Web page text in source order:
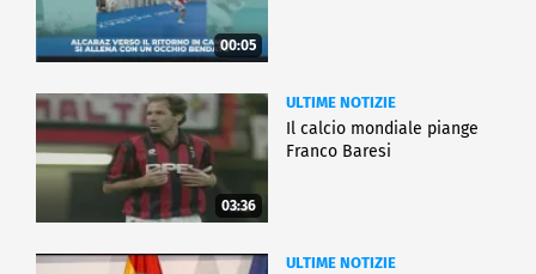
00:05
03:36
ULTIME NOTIZIE
Il calcio mondiale piange
Franco Baresi
ULTIME NOTIZIE